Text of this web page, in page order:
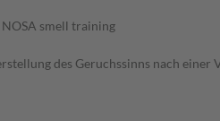
smell training
des Geruchssinns nach einer